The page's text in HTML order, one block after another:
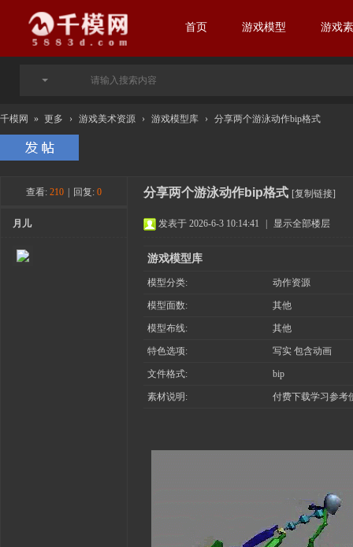
首页 游戏模型 游戏
千模网 » 更多 › 游戏美术资源 › 游戏模型库 › 分享两个游泳动作bip格式
查看: 210 回复: 0 分享两个游泳动作bip格式 [复制链接]
月儿 发表于 2026-6-3 10:14:41 显示全部楼层
游戏模型库
模型分类: 动作资源
模型面数: 其他
模型布线: 其他
特色选项: 写实 包含动画
文件格式: bip
素材说明: 付费下载学习参考